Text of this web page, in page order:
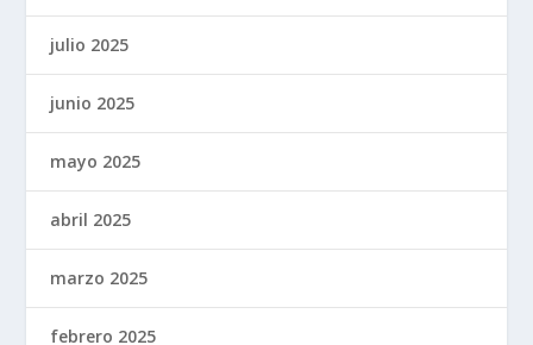
julio 2025
junio 2025
mayo 2025
abril 2025
marzo 2025
febrero 2025